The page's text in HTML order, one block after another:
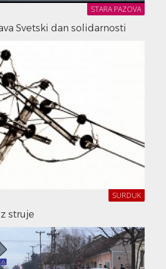
STARA PAZOVA
Svetski dan solidarnosti
SURDUK
struje